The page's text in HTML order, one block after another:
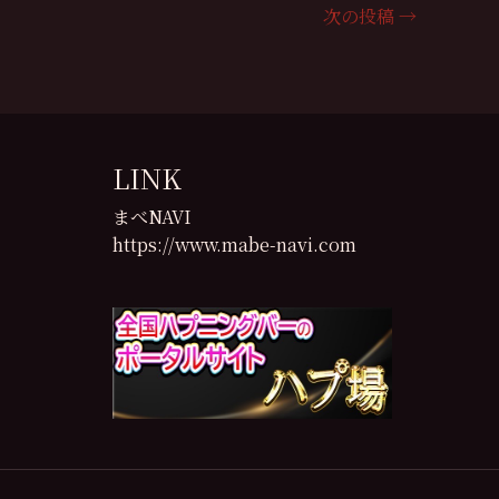
次の投稿 →
LINK
まべNAVI
https://www.mabe-navi.com